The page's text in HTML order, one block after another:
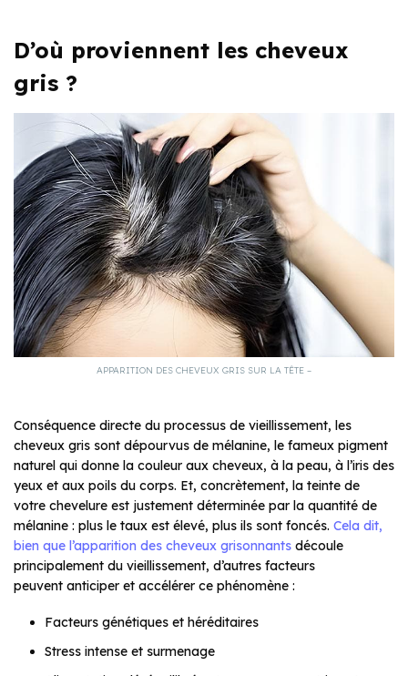
D’où proviennent les cheveux
gris ?
APPARITION DES CHEVEUX GRIS SUR LA TÊTE –
Conséquence directe du processus de vieillissement, les
cheveux gris sont dépourvus de mélanine, le fameux pigment
naturel qui donne la couleur aux cheveux, à la peau, à l’iris des
yeux et aux poils du corps. Et, concrètement, la teinte de
votre chevelure est justement déterminée par la quantité de
mélanine : plus le taux est élevé, plus ils sont foncés. Cela dit,
bien que l’apparition des cheveux grisonnants découle
principalement du vieillissement, d’autres facteurs
peuvent anticiper et accélérer ce phénomène :
Facteurs génétiques et héréditaires
Stress intense et surmenage